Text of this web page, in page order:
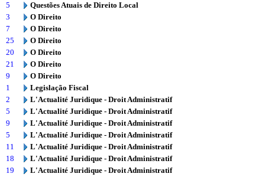
5
Questões Atuais de Direito Local
3
O Direito
7
O Direito
25
O Direito
20
O Direito
21
O Direito
9
O Direito
1
Legislação Fiscal
2
L'Actualité Juridique - Droit Administratif
5
L'Actualité Juridique - Droit Administratif
9
L'Actualité Juridique - Droit Administratif
5
L'Actualité Juridique - Droit Administratif
11
L'Actualité Juridique - Droit Administratif
18
L'Actualité Juridique - Droit Administratif
19
L'Actualité Juridique - Droit Administratif